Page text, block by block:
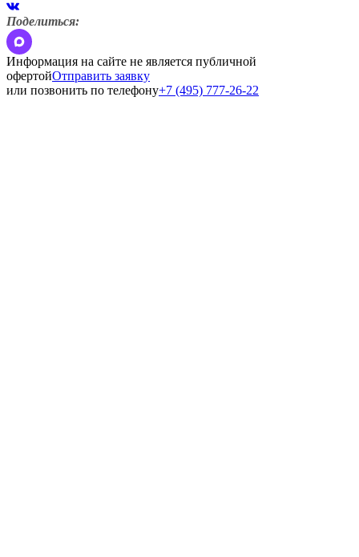
Поделиться:
Информация на сайте не является публичной
офертойОтправить заявку
или позвонить по телефону+7 (495) 777-26-22